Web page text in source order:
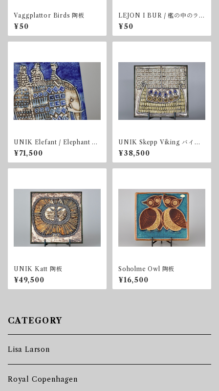
Vaggplattor Birds 陶板
¥50
LEJON I BUR / 檻の中のライ
オン
¥50
UNIK Elefant / Elephant Bl
ue purple 陶板
¥71,500
UNIK Skepp Viking バイキ
ング 陶板
¥38,500
UNIK Katt 陶板
¥49,500
Soholme Owl 陶板
¥16,500
CATEGORY
Lisa Larson
Royal Copenhagen